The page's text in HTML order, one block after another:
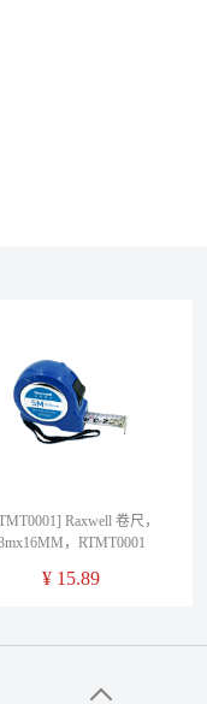
Raxwell 卷尺，
，RTMT0001
¥ 15.89